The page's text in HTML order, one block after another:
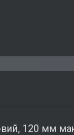
120 мм